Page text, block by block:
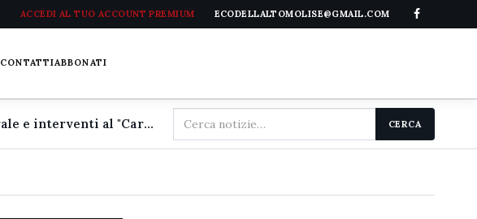
ACCEDI AL TUO ACCOUNT PREMIUM ECODELLALTOMOLISE@GMAIL.COM
CONTATTIABBONATI
Week and Day Surgery: prime visite di chirurgia generale e interventi al "Caracciolo" di Agnone
Cerca
nel
CERCA